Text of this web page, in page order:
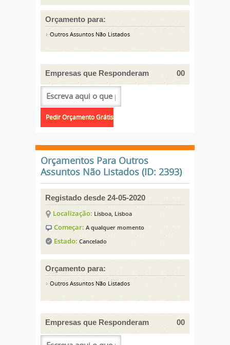
Orçamento para:
Outros Assuntos Não Listados
Empresas que Responderam 00
Orçamentos Para Outros
Assuntos Não Listados (ID: 2393)
Registado desde 24-05-2020
Localização: Lisboa, Lisboa
Começar: A qualquer momento
Estado: Cancelado
Orçamento para:
Outros Assuntos Não Listados
Empresas que Responderam 00